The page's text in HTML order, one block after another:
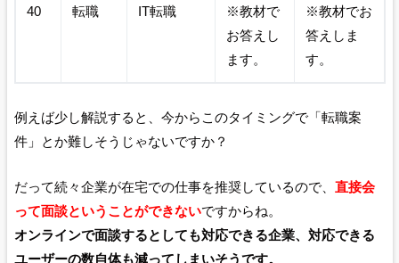
40 転職 IT転職
※教材で
お答えし
ます。
※教材でお
答えしま
す。
例えば少し解説すると、今からこのタイミングで「転職案
件」とか難しそうじゃないですか？
だって続々企業が在宅での仕事を推奨しているので、 直接会
って面談ということができないですからね。
オンラインで面談するとしても対応できる企業、対応できる
ユーザーの数自体も減ってしまいそうです。